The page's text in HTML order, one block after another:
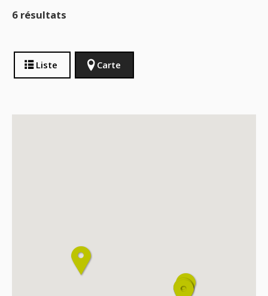
6 résultats
Liste Carte